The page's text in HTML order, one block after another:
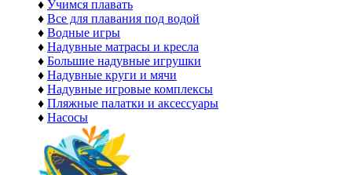
♦ Учимся плавать
♦ Все для плавания под водой
♦ Водные игры
♦ Надувные матрасы и кресла
♦ Большие надувные игрушки
♦ Надувные круги и мячи
♦ Надувные игровые комплексы
♦ Пляжные палатки и аксессуары
♦ Насосы